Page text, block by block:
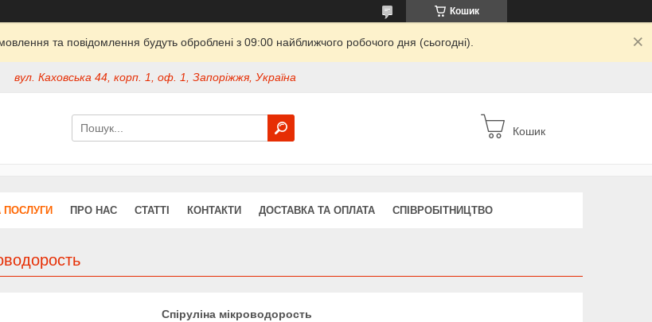
Кошик
та повідомлення будуть оброблені з 09:00 найближчого робочого дня (сьогодні).
вул. Каховська 44, корп. 1, оф. 1, Запоріжжя, Україна
Кошик
ПОСЛУГИ ПРО НАС СТАТТІ КОНТАКТИ ДОСТАВКА ТА ОПЛАТА СПІВРОБІТНИЦТВО
Спіруліна мікроводорость